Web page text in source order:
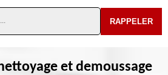
et demoussage